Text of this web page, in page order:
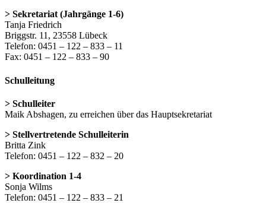
> Sekretariat (Jahrgänge 1-6)
Tanja Friedrich
Briggstr. 11, 23558 Lübeck
Telefon: 0451 – 122 – 833 – 11
Fax: 0451 – 122 – 833 – 90
Schulleitung
> Schulleiter
Maik Abshagen, zu erreichen über das Hauptsekretariat
> Stellvertretende Schulleiterin
Britta Zink
Telefon: 0451 – 122 – 832 – 20
> Koordination 1-4
Sonja Wilms
Telefon: 0451 – 122 – 833 – 21